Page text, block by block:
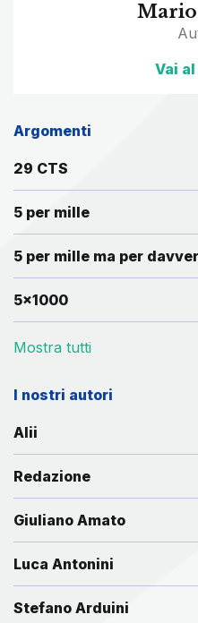
Mario
Vai
Argomenti
29 CTS
5 per mille
5 per mille ma per
5x1000
Mostra tutti
I nostri autori
Alii
Redazione
Giuliano Amato
Luca Antonini
Stefano Arduini